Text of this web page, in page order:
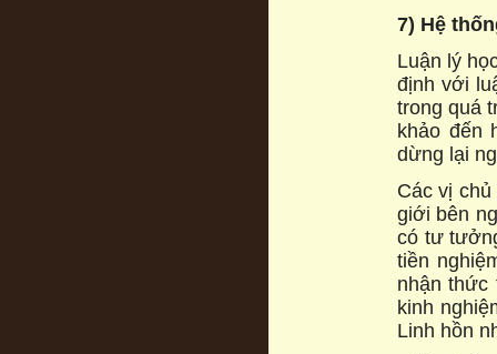
7) Hệ
Luận lý
định với
trong quá
khảo đến
dừng lại
Các vị
giới bên
có tư
tiền
nhận thức
kinh
Linh hồn